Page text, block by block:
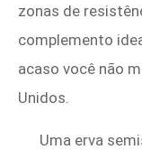
zonas de
complemento
acaso você não
Unidos.
Uma erva